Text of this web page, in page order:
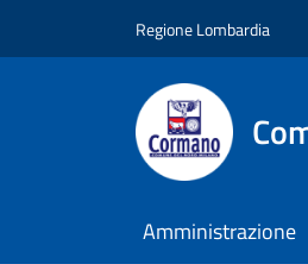
Regione Lombardia
Amministrazione